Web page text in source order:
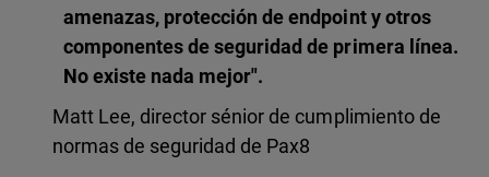
amenazas, protección de endpoint y otros
componentes de seguridad de primera línea.
No existe nada mejor".
Matt Lee, director sénior de cumplimiento de
normas de seguridad de Pax8